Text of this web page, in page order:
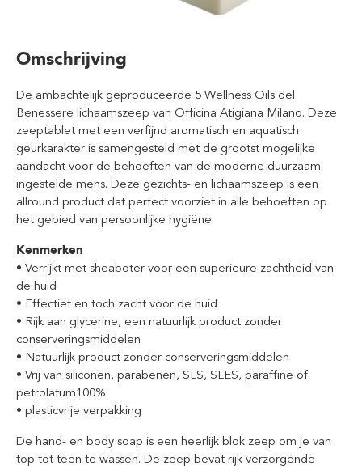
Omschrijving
De ambachtelijk geproduceerde 5 Wellness Oils del
Benessere lichaamszeep van Officina Atigiana Milano. Deze
zeeptablet met een verfijnd aromatisch en aquatisch
geurkarakter is samengesteld met de grootst mogelijke
aandacht voor de behoeften van de moderne duurzaam
ingestelde mens. Deze gezichts- en lichaamszeep is een
allround product dat perfect voorziet in alle behoeften op
het gebied van persoonlijke hygiëne.
Kenmerken
• Verrijkt met sheaboter voor een superieure zachtheid van
de huid
• Effectief en toch zacht voor de huid
• Rijk aan glycerine, een natuurlijk product zonder
conserveringsmiddelen
• Natuurlijk product zonder conserveringsmiddelen
• Vrij van siliconen, parabenen, SLS, SLES, paraffine of
petrolatum100%
• plasticvrije verpakking
De hand- en body soap is een heerlijk blok zeep om je van
top tot teen te wassen. De zeep bevat rijk verzorgende